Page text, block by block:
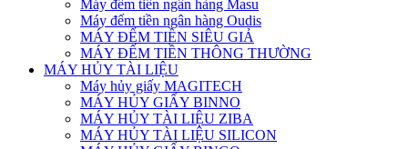
Máy đếm tiền ngân hàng Masu
Máy đếm tiền ngân hàng Oudis
MÁY ĐẾM TIỀN SIÊU GIẢ
MÁY ĐẾM TIỀN THÔNG THƯỜNG
MÁY HỦY TÀI LIỆU
Máy hủy giấy MAGITECH
MÁY HỦY GIẤY BINNO
MÁY HỦY TÀI LIỆU ZIBA
MÁY HỦY TÀI LIỆU SILICON